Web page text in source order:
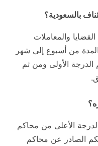
بالسعودية؟
والمعاملات
من أسبوع إلى شهر
الدرجة الأولى ومن ثم
الأعلى من محاكم
الصادر عن محاكم